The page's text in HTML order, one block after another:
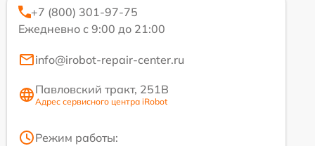
+7 (800) 301-97-75
Ежедневно с 9:00 до 21:00
info@irobot-repair-center.ru
Павловский тракт, 251В
Адрес сервисного центра iRobot
Режим работы: